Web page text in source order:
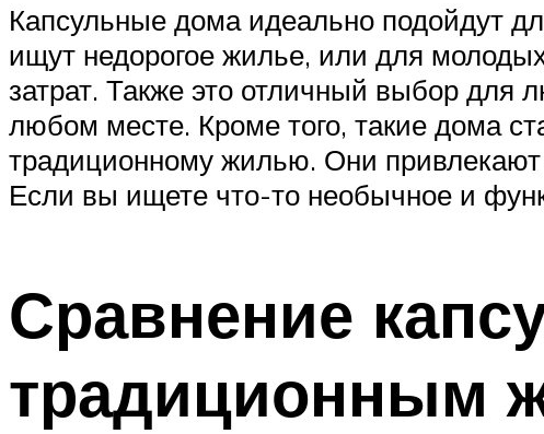
Капсульные дома идеально подойдут
ищут недорогое жилье, или для
затрат. Также это отличный выбор для
любом месте. Кроме того, такие дома
традиционному жилью. Они
Если вы ищете что-то необычное и
Сравнение
традиционным